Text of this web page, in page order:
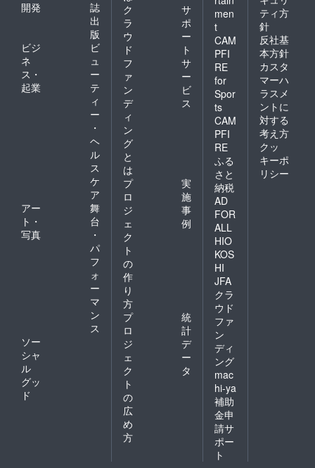
開発
誌
出
版
ビジ
ネ
ス・
起業
ビ
ュ
ー
テ
ィ
ー
・
ヘ
ル
ス
ケ
ア
アー
ト・
写真
舞
台
・
パ
フ
ォ
ー
マ
ン
ス
ソー
シャ
ル
グッ
ド
ク
ラ
ウ
ド
フ
ァ
ン
デ
ィ
ン
グ
と
は
サ
ポ
ー
ト
サ
ー
ビ
ス
プ
ロ
ジ
ェ
ク
ト
の
作
り
方
実
施
事
例
プ
ロ
ジ
ェ
ク
ト
の
広
め
方
統
計
デ
ー
タ
men
t
CAM
PFI
RE
for
Spor
ts
CAM
PFI
RE
ふる
さと
納税
AD
FOR
ALL
HIO
KOS
HI
JFA
クラ
ウド
ファ
ン
ディ
ング
mac
hi-ya
補助
金申
請サ
ポー
ト
ティ方
針
反社基
本方針
カスタ
マーハ
ラスメ
ントに
対する
考え方
クッ
キーポ
リシー